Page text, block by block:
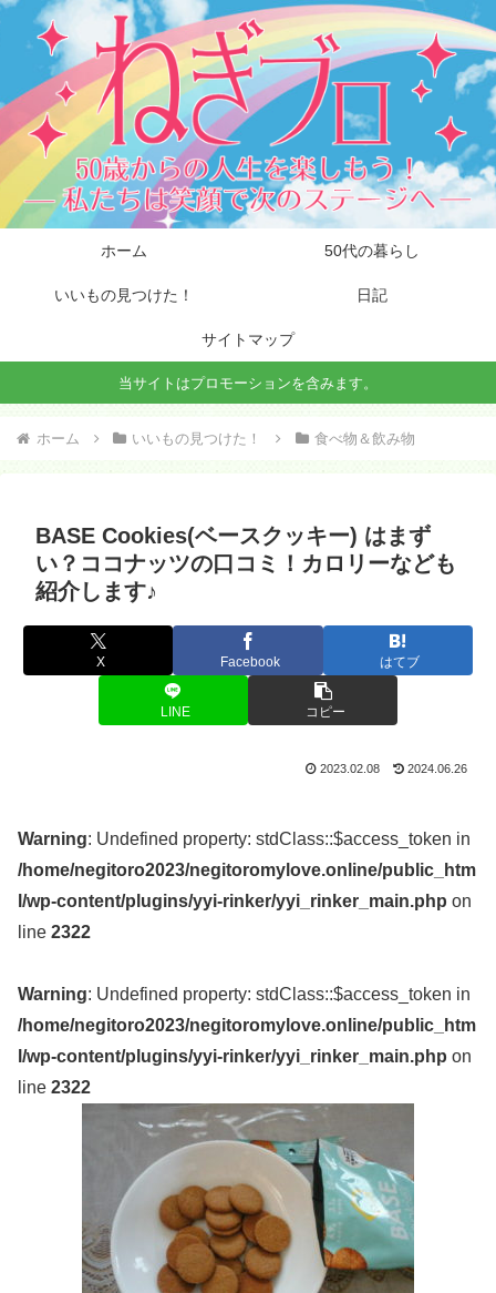
ホーム 50代の暮らし
いいもの見つけた！ 日記
サイトマップ
当サイトはプロモーションを含みます。
ホーム いいもの見つけた！ 食べ物＆飲み物
BASE Cookies(ベースクッキー) はまず
い？ココナッツの口コミ！カロリーなども
紹介します♪
X Facebook はてブ
LINE コピー
2023.02.08 2024.06.26
Warning: Undefined property: stdClass::$access_token in
/home/negitoro2023/negitoromylove.online/public_htm
l/wp-content/plugins/yyi-rinker/yyi_rinker_main.php on
line 2322
Warning: Undefined property: stdClass::$access_token in
/home/negitoro2023/negitoromylove.online/public_htm
l/wp-content/plugins/yyi-rinker/yyi_rinker_main.php on
line 2322